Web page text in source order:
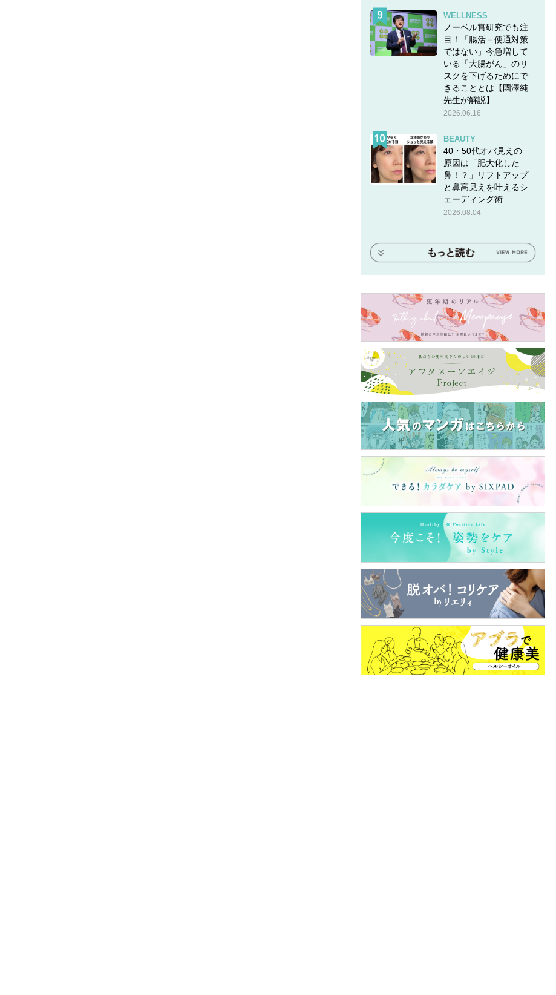
WELLNESS
ノーベル賞研究でも注
目！「腸活＝便通対策
ではない」今急増して
いる「大腸がん」のリ
スクを下げるためにで
きることとは【國澤純
先生が解説】
2026.06.16
BEAUTY
40・50代オバ見えの
原因は「肥大化した
鼻！？」リフトアップ
と鼻高見えを叶えるシ
ェーディング術
2026.08.04